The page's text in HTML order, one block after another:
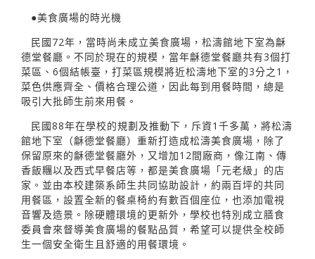
●美食廣場的時光機
民國72年，當時尚未成立美食廣場，松濤館地下室為龢
德堂餐廳。不同於現在的規模，當年龢德堂餐廳共有3個打
菜區、6個結帳臺，打菜區規模將近松濤地下室的3分之1，
菜色供應齊全、價格合理公道，因此每到用餐時間，總是
吸引大批師生前來用餐。
民國88年在學校的規劃及推動下，斥資1千多萬，將松濤
館地下室（龢德堂餐廳）重新打造成松濤美食廣場，除了
保留原來的龢德堂餐廳外，又增加12間廠商，像江南、傳
香飯糰以及西式早餐店等，都是美食廣場「元老級」的店
家。並由本校建築系師生共同協助設計，約兩百坪的共同
用餐區，設置全新的餐桌椅約有數百個座位，也添加電視
音響及造景。除硬體環境的更新外，學校也特別成立膳食
委員會來督導美食廣場的餐點品質，希望可以提供全校師
生一個安全衛生且舒適的用餐環境。